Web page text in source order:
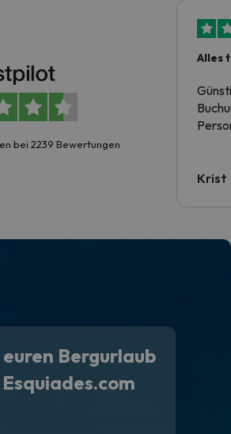
bei 2239 Bewertungen
Alles
Krist
Bergurlaub